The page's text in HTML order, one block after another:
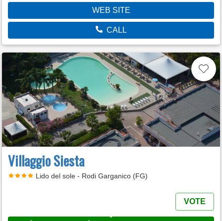
WEB SITE
CALL
Villaggio Siesta
Lido del sole - Rodi Garganico (FG)
VOTE